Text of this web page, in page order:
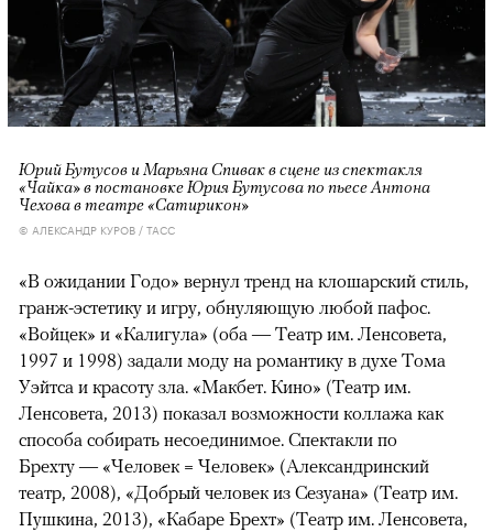
Юрий Бутусов и Марьяна Спивак в сцене из спектакля
«Чайка» в постановке Юрия Бутусова по пьесе Антона
Чехова в театре «Сатирикон»
© АЛЕКСАНДР КУРОВ / ТАСС
«В ожидании Годо» вернул тренд на клошарский стиль,
гранж-эстетику и игру, обнуляющую любой пафос.
«Войцек» и «Калигула» (оба — Театр им. Ленсовета,
1997 и 1998) задали моду на романтику в духе Тома
Уэйтса и красоту зла. «Макбет. Кино» (Театр им.
Ленсовета, 2013) показал возможности коллажа как
способа собирать несоединимое. Спектакли по
Брехту — «Человек = Человек» (Александринский
театр, 2008), «Добрый человек из Сезуана» (Театр им.
Пушкина, 2013), «Кабаре Брехт» (Театр им. Ленсовета,